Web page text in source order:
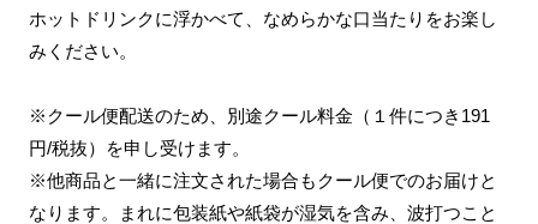
ホットドリンクに浮かべて、なめらかな口当たりをお楽し
みください。
※クール便配送のため、別途クール料金（１件につき191
円/税抜）を申し受けます。
※他商品と一緒に注文された場合もクール便でのお届けと
なります。まれに包装紙や紙袋が湿気を含み、波打つこと